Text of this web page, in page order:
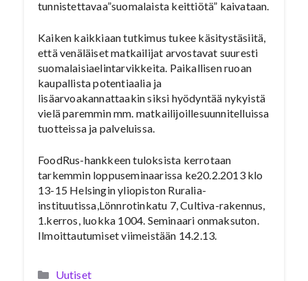
tunnistettavaa”suomalaista keittiötä” kaivataan.
Kaiken kaikkiaan tutkimus tukee käsitystäsiitä,
että venäläiset matkailijat arvostavat suuresti
suomalaisiaelintarvikkeita. Paikallisen ruoan
kaupallista potentiaalia ja
lisäarvoakannattaakin siksi hyödyntää nykyistä
vielä paremmin mm. matkailijoillesuunnitelluissa
tuotteissa ja palveluissa.
FoodRus-hankkeen tuloksista kerrotaan
tarkemmin loppuseminaarissa ke20.2.2013 klo
13-15 Helsingin yliopiston Ruralia-
instituutissa,Lönnrotinkatu 7, Cultiva-rakennus,
1.kerros, luokka 1004. Seminaari onmaksuton.
Ilmoittautumiset viimeistään 14.2.13.
Kategoriat
Uutiset